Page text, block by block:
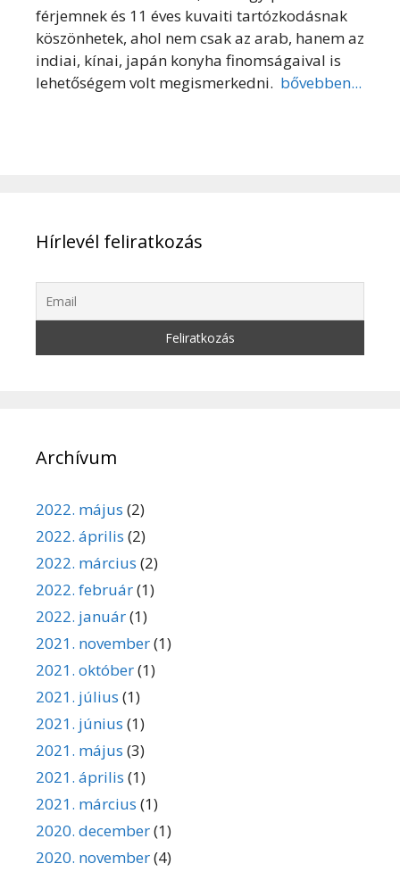
férjemnek és 11 éves kuvaiti tartózkodásnak
köszönhetek, ahol nem csak az arab, hanem az
indiai, kínai, japán konyha finomságaival is
lehetőségem volt megismerkedni. bővebben...
Hírlevél feliratkozás
Archívum
2022. május (2)
2022. április (2)
2022. március (2)
2022. február(1)
2022. január(1)
2021. november(1)
2021. október(1)
2021. július (1)
2021. június (1)
2021. május (3)
2021. április (1)
2021. március (1)
2020. december(1)
2020. november(4)